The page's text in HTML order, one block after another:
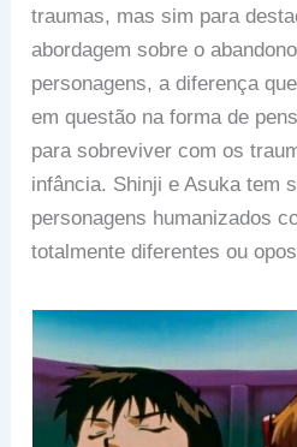
traumas, mas sim para
abordagem sobre o
personagens, a diferença
em questão na forma de
para sobreviver com os
infância. Shinji e Asuka tem
personagens humanizados
totalmente diferentes ou